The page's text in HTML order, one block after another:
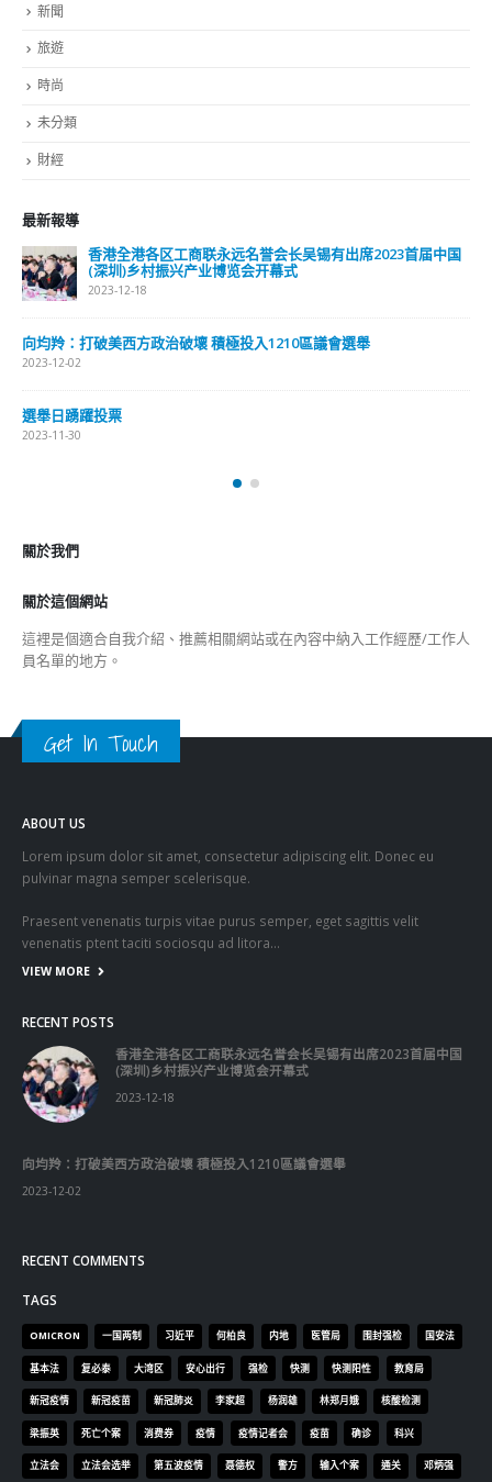
新聞
旅遊
時尚
未分類
財經
最新報導
香港全港各区工商联永远名誉会长吴锡有出席2023首届中国
(深圳)乡村振兴产业博览会开幕式
2023-12-18
向均羚：打破美西方政治破壞 積極投入1210區議會選舉
2023-12-02
選舉日踴躍投票
2023-11-30
關於我們
關於這個網站
這裡是個適合自我介紹、推薦相關網站或在內容中納入工作經歷/工作人
員名單的地方。
Get In Touch
ABOUT US
Lorem ipsum dolor sit amet, consectetur adipiscing elit. Donec eu
pulvinar magna semper scelerisque.
Praesent venenatis turpis vitae purus semper, eget sagittis velit
venenatis ptent taciti sociosqu ad litora…
VIEW MORE
RECENT POSTS
香港全港各区工商联永远名誉会长吴锡有出席2023首届中国
(深圳)乡村振兴产业博览会开幕式
2023-12-18
向均羚：打破美西方政治破壞 積極投入1210區議會選舉
2023-12-02
RECENT COMMENTS
TAGS
OMICRON 一国两制 习近平 何柏良 内地 医管局 围封强检 国安法
基本法 复必泰 大湾区 安心出行 强检 快测 快测阳性 教育局
新冠疫情 新冠疫苗 新冠肺炎 李家超 杨润雄 林郑月娥 核酸检测
梁振英 死亡个案 消费券 疫情 疫情记者会 疫苗 确诊 科兴
立法会 立法会选举 第五波疫情 聂德权 警方 输入个案 通关 邓炳强